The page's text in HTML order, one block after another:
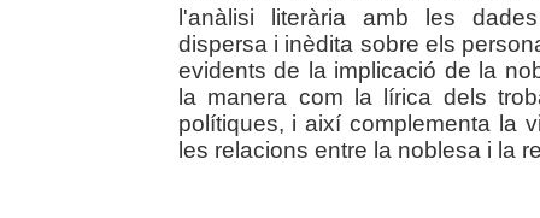
l'anàlisi literària amb les
dispersa i inèdita sobre els
evidents de la implicació de la
la manera com la lírica dels
polítiques, i així complementa la
les relacions entre la noblesa i la